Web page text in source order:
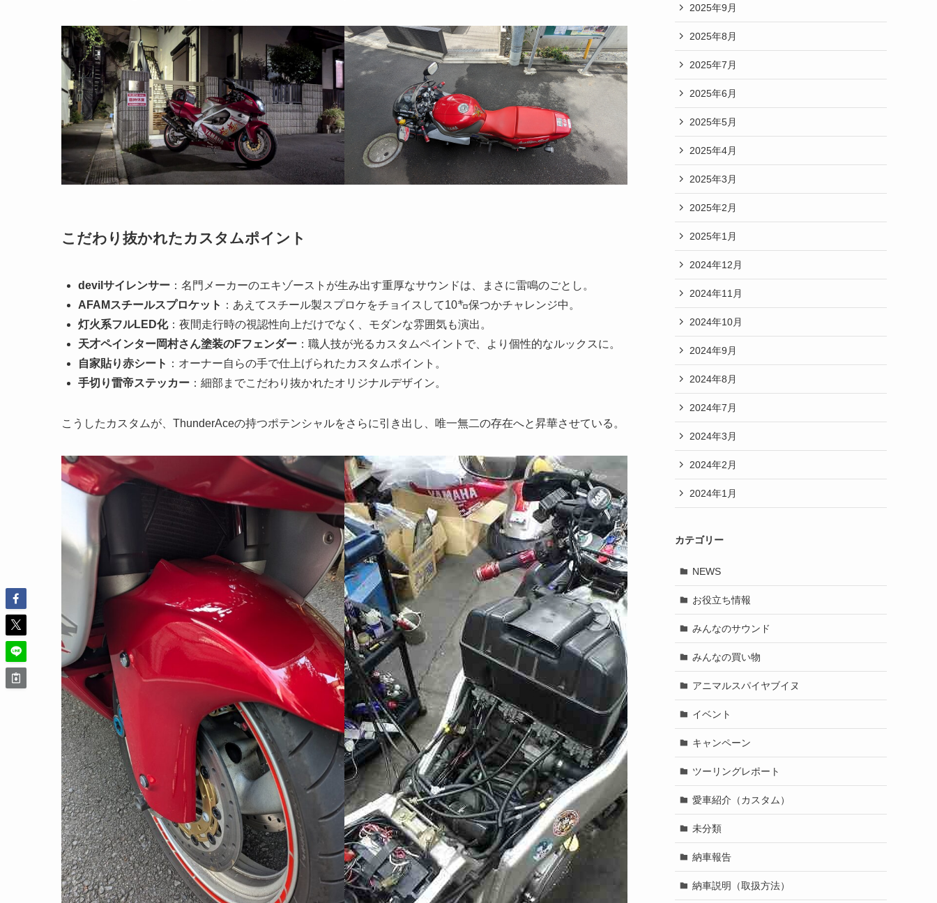
こだわり抜かれたカスタムポイント
devilサイレンサー ：名門メーカーのエキゾーストが生み出す重厚なサウンドは、まさに雷鳴のごとし。
AFAMスチールスプロケット ：あえてスチール製スプロケをチョイスして10㌔保つかチャレンジ中。
灯火系フルLED化：夜間走行時の視認性向上だけでなく、モダンな雰囲気も演出。
天才ペインター岡村さん塗装のFフェンダー ：職人技が光るカスタムペイントで、より個性的なルックスに。
自家貼り赤シート ：オーナー自らの手で仕上げられたカスタムポイント。
手切り雷帝ステッカー ：細部までこだわり抜かれたオリジナルデザイン。
こうしたカスタムが、ThunderAceの持つポテンシャルをさらに引き出し、唯一無二の存在へと昇華させている。
2025年9月
2025年8月
2025年7月
2025年6月
2025年5月
2025年4月
2025年3月
2025年2月
2025年1月
2024年12月
2024年11月
2024年10月
2024年9月
2024年8月
2024年7月
2024年3月
2024年2月
2024年1月
カテゴリー
NEWS
お役立ち情報
みんなのサウンド
みんなの買い物
アニマルスパイヤブイヌ
イベント
キャンペーン
ツーリングレポート
愛車紹介（カスタム）
未分類
納車報告
納車説明（取扱方法）